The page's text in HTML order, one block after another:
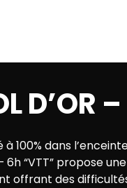
D’OR
à 100% dans
6h “VTT” propose
offrant des